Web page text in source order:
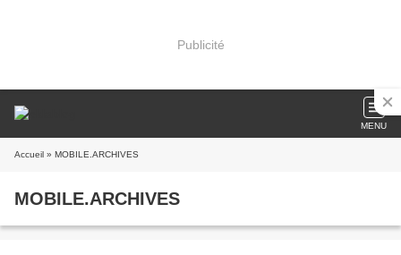
Publicité
MENU
Accueil » MOBILE.ARCHIVES
MOBILE.ARCHIVES